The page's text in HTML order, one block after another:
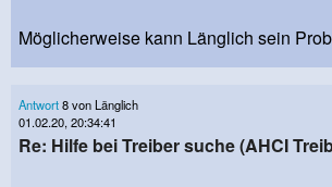
Möglicherweise kann Länglich sein
Antwort8 von Länglich
01.02.20, 20:34:41
Re: Hilfe bei Treiber suche (AHCI